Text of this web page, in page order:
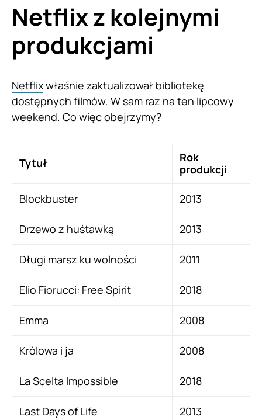
Netflix z kolejnymi
produkcjami
Netflixwłaśnie zaktualizował bibliotekę
dostępnych filmów. W sam raz na ten lipcowy
weekend. Co więc obejrzymy?
Tytuł
Rok
produkcji
Blockbuster 2013
Drzewo z huśtawką 2013
Długi marsz ku wolności 2011
Elio Fiorucci: Free Spirit 2018
Emma 2008
Królowa i ja 2008
La Scelta Impossible 2018
Last Days of Life 2013